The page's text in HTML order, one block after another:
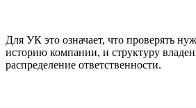
Для УК это означает, что проверять
историю компании, и структуру
распределение ответственности.